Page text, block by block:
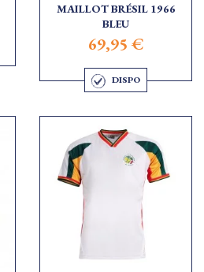
MAILLOT BRÉSIL 1966
BLEU
69,95 €
DISPO